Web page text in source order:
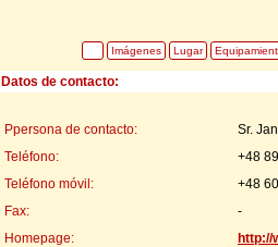
Imágenes Lugar
Datos de contacto:
Ppersona de contacto:
Sr.
Teléfono:
+48
Teléfono móvil:
+48
Fax:
-
Homepage:
http://